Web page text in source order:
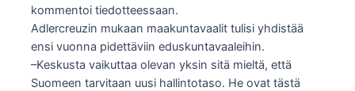
kommentoi tiedotteessaan.
Adlercreuzin mukaan maakuntavaalit tulisi yhdistää
ensi vuonna pidettäviin eduskuntavaaleihin.
–Keskusta vaikuttaa olevan yksin sitä mieltä, että
Suomeen tarvitaan uusi hallintotaso. He ovat tästä